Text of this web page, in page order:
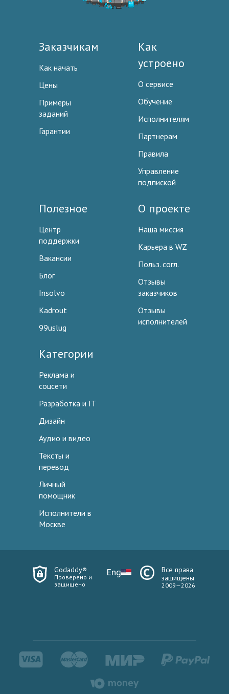
Заказчикам
Как начать
Цены
Примеры
заданий
Гарантии
Как
устроено
О сервисе
Обучение
Исполнителям
Партнерам
Правила
Управление
подпиской
Полезное
Центр
поддержки
Вакансии
Блог
Insolvo
Kadrout
99uslug
О проекте
Наша миссия
Карьера в WZ
Польз. согл.
Отзывы
заказчиков
Отзывы
исполнителей
Категории
Реклама и
соцсети
Разработка и IT
Дизайн
Аудио и видео
Тексты и
перевод
Личный
помощник
Исполнители в
Москве
Godaddy®
Проверено и
защищено
Eng
Все права
защищены
2009—2026